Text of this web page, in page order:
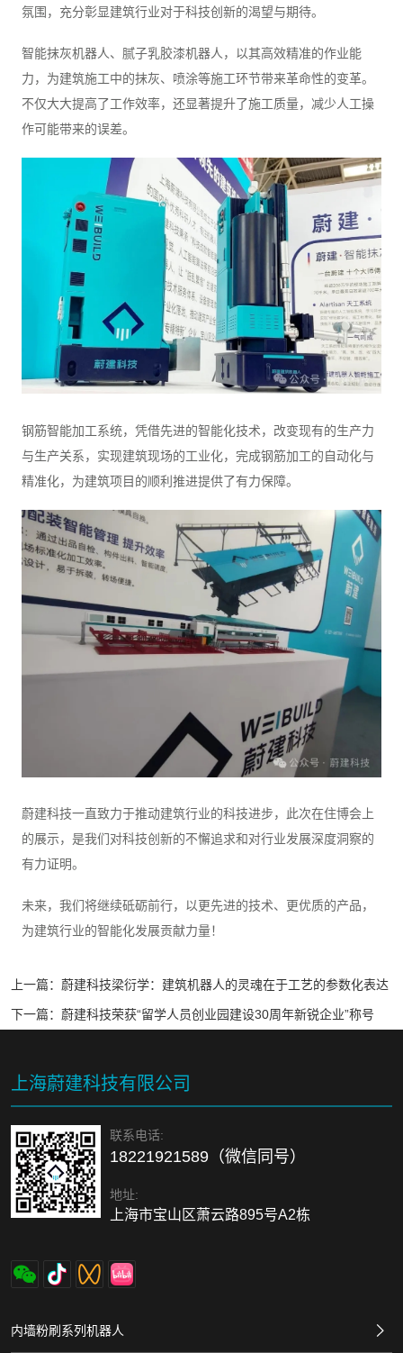
氛围，充分彰显建筑行业对于科技创新的渴望与期待。
智能抹灰机器人、腻子乳胶漆机器人，以其高效精准的作业能
力，为建筑施工中的抹灰、喷涂等施工环节带来革命性的变革。
不仅大大提高了工作效率，还显著提升了施工质量，减少人工操
作可能带来的误差。
钢筋智能加工系统，凭借先进的智能化技术，改变现有的生产力
与生产关系，实现建筑现场的工业化，完成钢筋加工的自动化与
精准化，为建筑项目的顺利推进提供了有力保障。
蔚建科技一直致力于推动建筑行业的科技进步，此次在住博会上
的展示，是我们对科技创新的不懈追求和对行业发展深度洞察的
有力证明。
未来，我们将继续砥砺前行，以更先进的技术、更优质的产品，
为建筑行业的智能化发展贡献力量！
上一篇： 蔚建科技梁衍学：建筑机器人的灵魂在于工艺的参数化表达
下一篇： 蔚建科技荣获“留学人员创业园建设30周年新锐企业”称号
上海蔚建科技有限公司
联系电话:
18221921589（微信同号）
地址:
上海市宝山区萧云路895号A2栋
内墙粉刷系列机器人